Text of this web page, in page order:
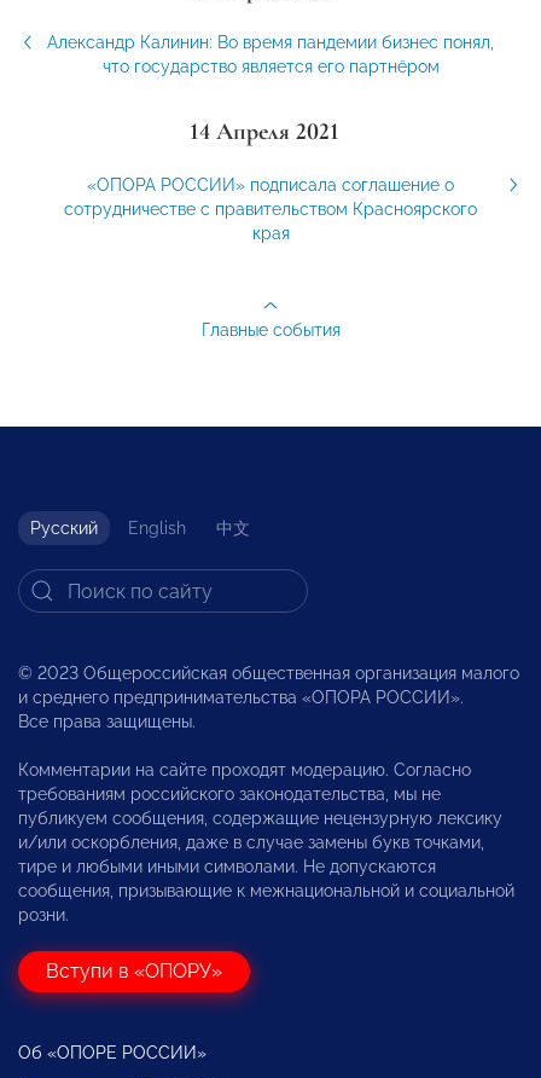
Александр Калинин: Во время пандемии бизнес понял,
что государство является его партнёром
14 Апреля 2021
«ОПОРА РОССИИ» подписала соглашение о
сотрудничестве с правительством Красноярского
края
Главные события
Русский English 中文
© 2023 Общероссийская общественная организация малого
и среднего предпринимательства «ОПОРА РОССИИ».
Все права защищены.
Комментарии на сайте проходят модерацию. Согласно
требованиям российского законодательства, мы не
публикуем сообщения, содержащие нецензурную лексику
и/или оскорбления, даже в случае замены букв точками,
тире и любыми иными символами. Не допускаются
сообщения, призывающие к межнациональной и социальной
розни.
Вступи в «ОПОРУ»
Об «ОПОРЕ РОССИИ»